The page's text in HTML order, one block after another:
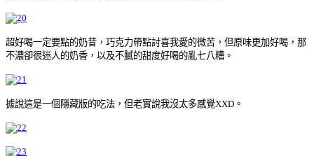
超好喝一定要點的奶昔，巧克力帶點討喜我愛的微苦，但原味更加好喝，那
不濃卻很迷人的奶香，以及不膩的甜度好喝的亂七八糟。
據說這是一個隱藏版的吃法，但老實說我沒太多感覺XXD。